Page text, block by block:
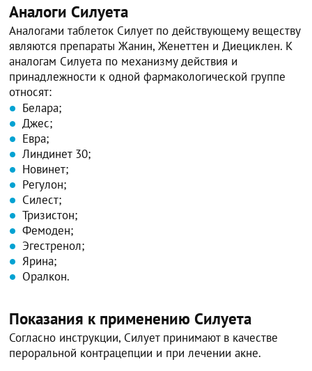
Аналоги Силуета
Аналогами таблеток Силует по действующему веществу
являются препараты Жанин, Женеттен и Диециклен. К
аналогам Силуета по механизму действия и
принадлежности к одной фармакологической группе
относят:
Белара;
Джес;
Евра;
Линдинет 30;
Новинет;
Регулон;
Силест;
Тризистон;
Фемоден;
Эгестренол;
Ярина;
Оралкон.
Показания к применению Силуета
Согласно инструкции, Силует принимают в качестве
пероральной контрацепции и при лечении акне.